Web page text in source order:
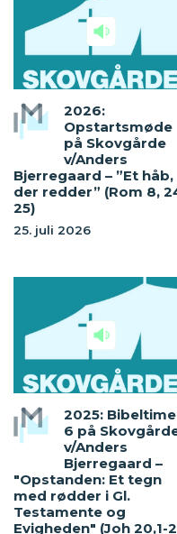
2026:
Opstartsmøde
på Skovgårde
v/Anders
Bjerregaard – ”Et håb,
der redder” (Rom 8,
25)
25. juli 2026
2025: Bibeltime
6 på
v/Anders
Bjerregaard –
"Opstanden: Et tegn
med rødder i Gl.
Testamente og
Evigheden" (Joh 20,1-